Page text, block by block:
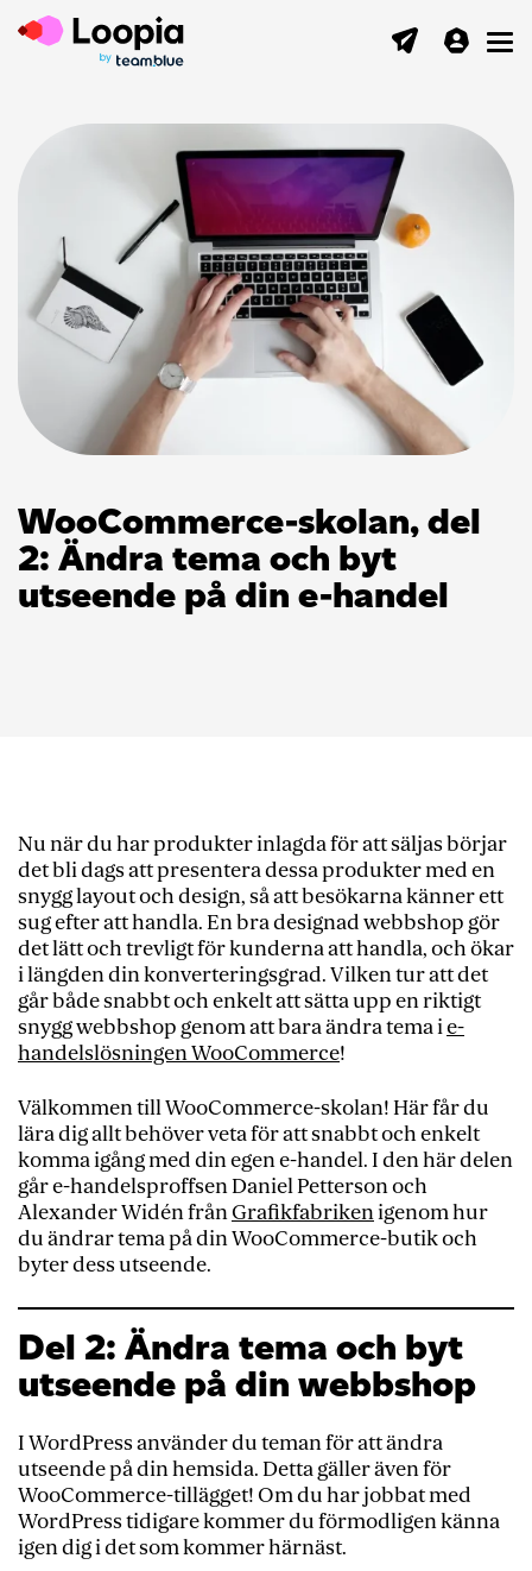
WooCommerce-skolan, del
2: Ändra tema och byt
utseende på din e-handel
Nu när du har produkter inlagda för att säljas börjar
det bli dags att presentera dessa produkter med en
snygg layout och design, så att besökarna känner ett
sug efter att handla. En bra designad webbshop gör
det lätt och trevligt för kunderna att handla, och ökar
i längden din konverteringsgrad. Vilken tur att det
går både snabbt och enkelt att sätta upp en riktigt
snygg webbshop genom att bara ändra tema ie-
handelslösningen WooCommerce!
Välkommen till WooCommerce-skolan! Här får du
lära dig allt behöver veta för att snabbt och enkelt
komma igång med din egen e-handel. I den här delen
går e-handelsproffsen Daniel Petterson och
Alexander Widén frånGrafikfabrikenigenom hur
du ändrar tema på din WooCommerce-butik och
byter dess utseende.
Del 2: Ändra tema och byt
utseende på din webbshop
I WordPress använder du teman för att ändra
utseende på din hemsida. Detta gäller även för
WooCommerce-tillägget! Om du har jobbat med
WordPress tidigare kommer du förmodligen känna
igen dig i det som kommer härnäst.